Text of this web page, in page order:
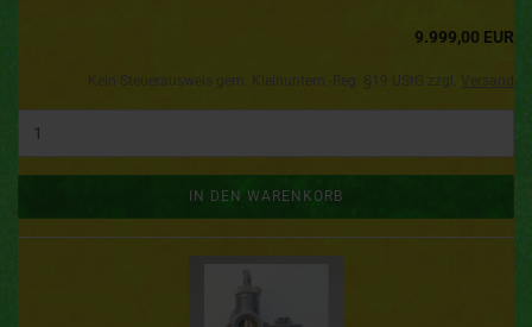
9.999,00 EUR
IN DEN WARENKORB